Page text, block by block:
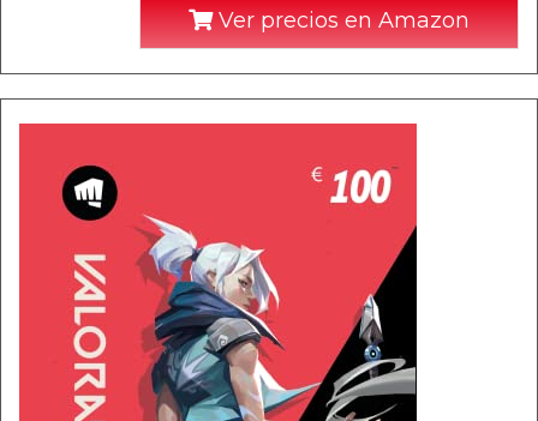
Ver precios en Amazon